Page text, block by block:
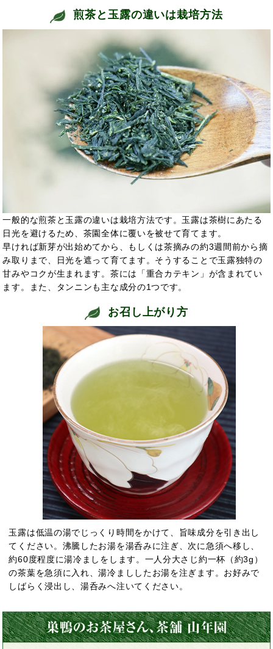
煎茶と玉露の違いは栽培方法
一般的な煎茶と玉露の違いは栽培方法です。玉露は茶樹にあたる
日光を避けるため、茶園全体に覆いを被せて育てます。
早ければ新芽が出始めてから、もしくは茶摘みの約3週間前から摘
み取りまで、日光を遮って育てます。そうすることで玉露独特の
甘みやコクが生まれます。茶には「重合カテキン」が含まれてい
ます。また、タンニンも主な成分の1つです。
お召し上がり方
玉露は低温の湯でじっくり時間をかけて、旨味成分を引き出し
てください。沸騰したお湯を湯呑みに注ぎ、次に急須へ移し、
約60度程度に湯冷ましをします。一人分大さじ約一杯（約3g）
の茶葉を急須に入れ、湯冷まししたお湯を注ぎます。お好みで
しばらく浸出し、湯呑みへ注いてください。